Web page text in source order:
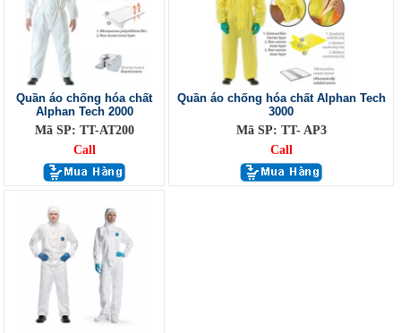
Quần áo chống hóa chất
Alphan Tech 2000
Mã SP: TT-AT200
Call
Quần áo chống hóa chất Alphan Tech
3000
Mã SP: TT- AP3
Call